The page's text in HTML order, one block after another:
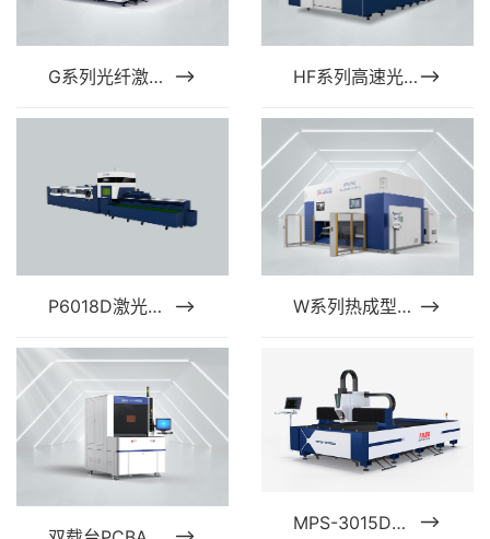
G系列光纤激光切割机 HF系列高速光纤激光切割机
P6018D激光切管机 W系列热成型三维五轴激光切割机
MPS-3015D系列